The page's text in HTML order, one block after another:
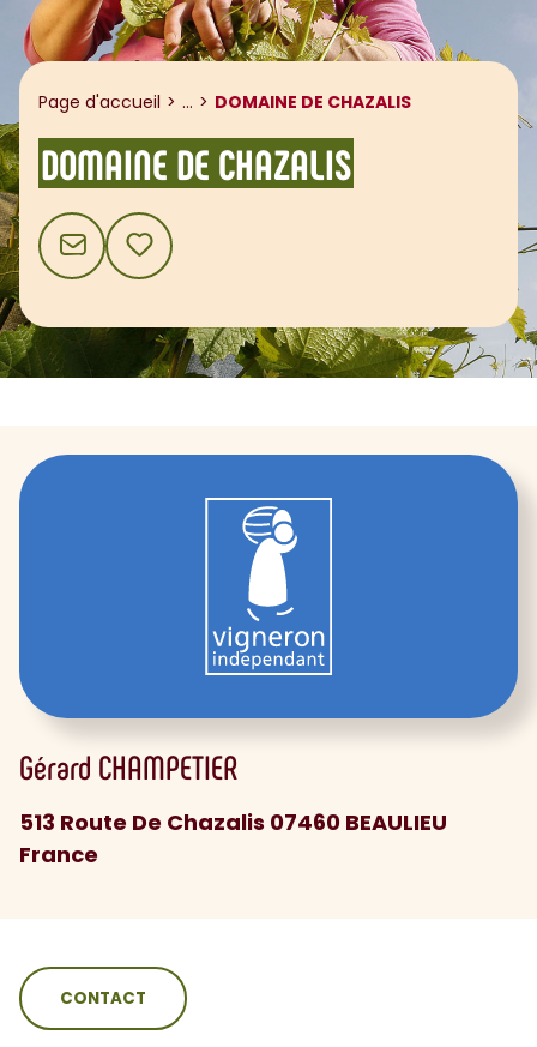
Page d'accueil ... Afficher le fil d'ariane
DOMAINE DE CHAZALIS
DOMAINE DE CHAZALIS
CONTACTAJOUTER AUX FAVORIS
Gérard CHAMPETIER
513 Route De Chazalis 07460 BEAULIEU
France
sommaire
CONTACT